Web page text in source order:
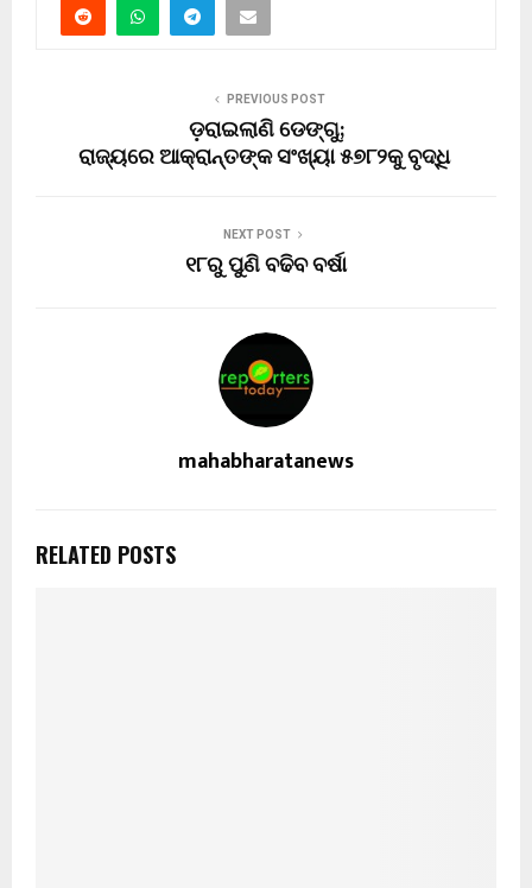
PREVIOUS POST
ଡ଼ରାଇଲାଣି ଡେଙ୍ଗୁ;
ରାଜ୍ୟରେ ଆକ୍ରାନ୍ତଙ୍କ ସଂଖ୍ୟା ୫୭୮୨କୁ ବୃଦ୍ଧି
NEXT POST
୧୮ରୁ ପୁଣି ବଢିବ ବର୍ଷା
mahabharatanews
RELATED POSTS